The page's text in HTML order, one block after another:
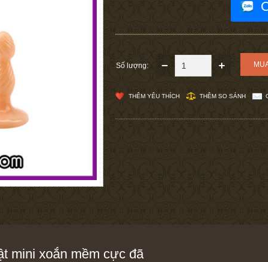
Số lượng:
THÊM YÊU THÍCH THÊM SO SÁNH
mini xoắn mềm cực đã